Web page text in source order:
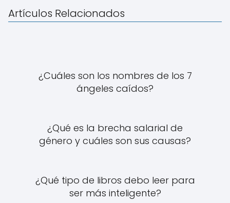
Artículos Relacionados
¿Cuáles son los nombres de los 7
ángeles caídos?
¿Qué es la brecha salarial de
género y cuáles son sus causas?
¿Qué tipo de libros debo leer para
ser más inteligente?